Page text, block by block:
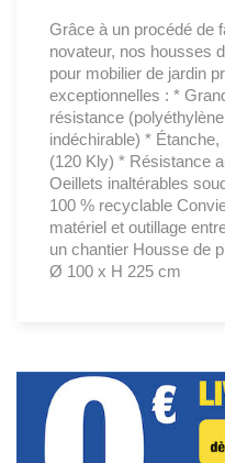
Grâce à un procédé de
novateur, nos housses
pour mobilier de jardin
exceptionnelles : *
résistance
indéchirable) *
(120 Kly) * Résistance
Oeillets inaltérables
100 % recyclable
matériel et outillage
un chantier Housse de
Ø 100 x H 225 cm